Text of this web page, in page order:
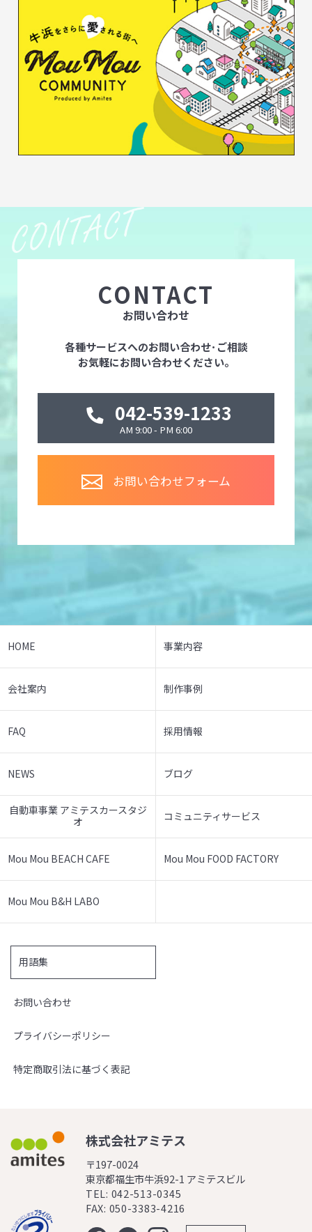
CONTACT
お問い合わせ
各種サービスへのお問い合わせ･ご相談
お気軽にお問い合わせください。
042-539-1233
AM 9:00 - PM 6:00
お問い合わせフォーム
HOME 事業内容
会社案内 制作事例
FAQ 採用情報
NEWS ブログ
自動車事業 アミテスカースタジ
オ
コミュニティサービス
Mou Mou BEACH CAFE Mou Mou FOOD FACTORY
Mou Mou B&H LABO
用語集
お問い合わせ
プライバシーポリシー
特定商取引法に基づく表記
株式会社アミテス
〒197-0024
東京都福生市牛浜92-1 アミテスビル
TEL: 042-513-0345
FAX: 050-3383-4216